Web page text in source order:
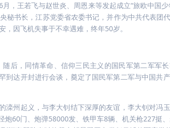
，王若飞与赵世炎、周恩来等发起成立“旅欧中国
书长，江苏党委省农委书记，并作为中共代表团
因飞机失事于不幸遇难，终年50岁。
后，同情革命、信仰三民主义的国民军第二军军
达开封进行会谈，奠定了国民军第二军与中国共
州起义，与李大钊结下深厚的友谊，李大钊对冯
60门、炮弹58000发、铁甲车8辆、机关枪227挺、